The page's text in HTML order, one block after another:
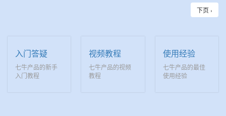
下页 ›
入门答疑
七牛产品的新手
入门教程
视频教程
七牛产品的视频
教程
使用经验
七牛产品的最佳
使用经验